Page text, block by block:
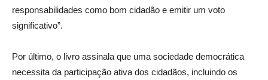
responsabilidades como bom cidadão e emitir um voto
significativo”.
Por último, o livro assinala que uma sociedade democrática
necessita da participação ativa dos cidadãos, incluindo os